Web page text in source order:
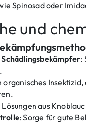
Spinosad oder
und
Schädlingsbekämpfer:
organisches
Lösungen aus
: Sorge für gute